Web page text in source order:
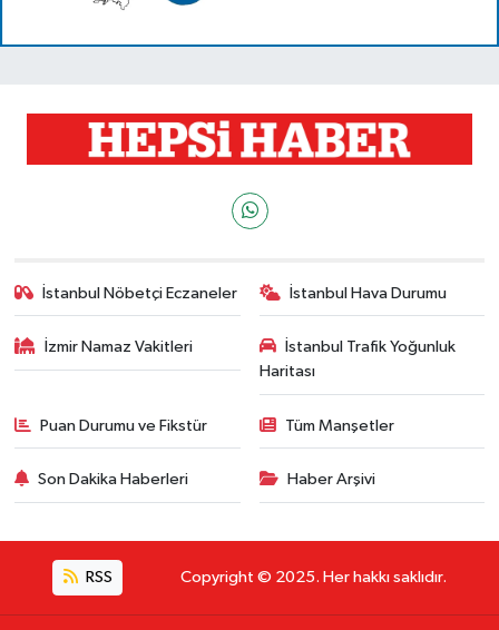
İstanbul Nöbetçi Eczaneler İstanbul Hava Durumu
İzmir Namaz Vakitleri
İstanbul Trafik Yoğunluk
Haritası
Puan Durumu ve Fikstür Tüm Manşetler
Son Dakika Haberleri Haber Arşivi
RSS Copyright © 2025. Her hakkı saklıdır.